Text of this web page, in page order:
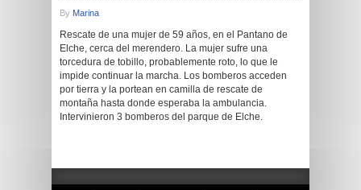
By Marina
Rescate de una mujer de 59 años, en el Pantano de
Elche, cerca del merendero. La mujer sufre una
torcedura de tobillo, probablemente roto, lo que le
impide continuar la marcha. Los bomberos acceden
por tierra y la portean en camilla de rescate de
montaña hasta donde esperaba la ambulancia.
Intervinieron 3 bomberos del parque de Elche.